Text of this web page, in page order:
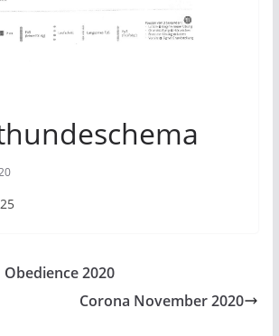
2020
Corona November 2020